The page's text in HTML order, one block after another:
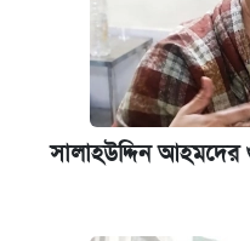
সালাহউদ্দিন